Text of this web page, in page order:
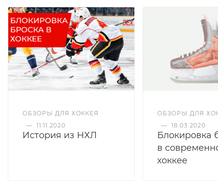
ОБЗОРЫ ДЛЯ ХОККЕЯ
— 11.11.2020
История из НХЛ
ОБЗОРЫ ДЛЯ
— 18.03.2020
Блокировка
в
хоккее